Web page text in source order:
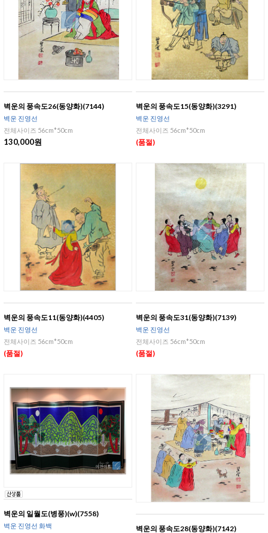
벽운의 풍속도26(동양화)(7144)
벽운 진영선
전체사이즈 56cm*50cm
130,000원
벽운의 풍속도15(동양화)(3291)
벽운 진영선
전체사이즈 56cm*50cm
(품절)
벽운의 풍속도11(동양화)(4405)
벽운 진영선
전체사이즈 56cm*50cm
(품절)
벽운의 풍속도31(동양화)(7139)
벽운 진영선
전체사이즈 56cm*50cm
(품절)
벽운의 일월도(병풍)(w)(7558)
벽운 진영선 화백
벽운의 풍속도28(동양화)(7142)